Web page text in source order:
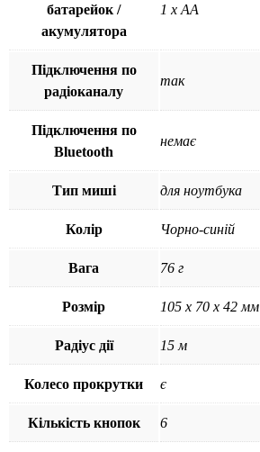
батарейок /
акумулятора
1 х АА
Підключення по
радіоканалу
так
Підключення по
Bluetooth
немає
Тип миші для ноутбука
Колір Чорно-синій
Вага 76 г
Розмір 105 х 70 х 42 мм
Радіус дії 15 м
Колесо прокрутки є
Кількість кнопок 6